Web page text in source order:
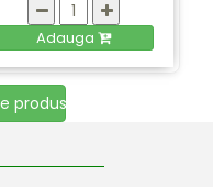
Adauga
produse